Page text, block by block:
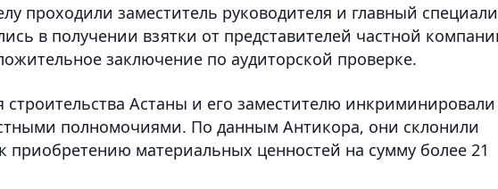
проходили заместитель руководителя и главный
в получении взятки от представителей частной
заключение по аудиторской проверке.
строительства Астаны и его заместителю инкриминировали
полномочиями. По данным Антикора, они склонили
приобретению материальных ценностей на сумму более 21